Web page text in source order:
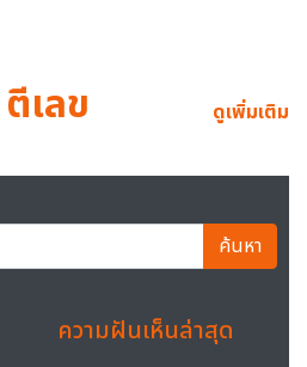
เลข ดูเพิ่มเติม
ค้นหา
ความฝันเห็นล่าสุด